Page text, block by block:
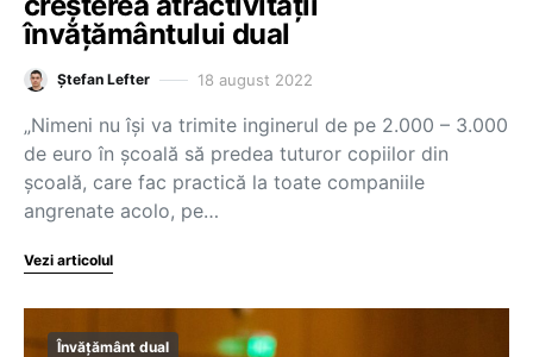
învățământului dual
Ștefan Lefter 18 august 2022
„Nimeni nu își va trimite inginerul de pe 2.000 – 3.000
de euro în școală să predea tuturor copiilor din
școală, care fac practică la toate companiile
angrenate acolo, pe…
Vezi articolul
Învățământ dual